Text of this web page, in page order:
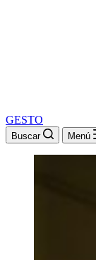
GESTO
Buscar Menú